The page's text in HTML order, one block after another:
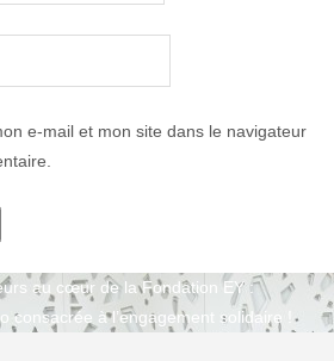
e-mail et mon site dans le navigateur
au cœur de la Fondation EY :
consacrée à l’engagement solidaire !